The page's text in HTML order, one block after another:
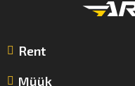
Rent
Müük